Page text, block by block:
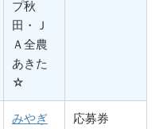
プ秋
田・Ｊ
Ａ全農
あきた
☆
みやぎ
応募券